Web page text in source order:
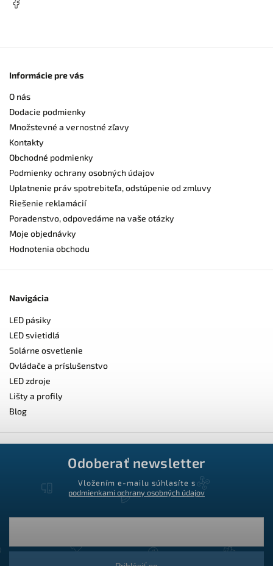
Informácie pre vás
O nás
Dodacie podmienky
Množstevné a vernostné zľavy
Kontakty
Obchodné podmienky
Podmienky ochrany osobných údajov
Uplatnenie práv spotrebiteľa, odstúpenie od zmluvy
Riešenie reklamácií
Poradenstvo, odpovedáme na vaše otázky
Moje objednávky
Hodnotenia obchodu
Navigácia
LED pásiky
LED svietidlá
Solárne osvetlenie
Ovládače a príslušenstvo
LED zdroje
Lišty a profily
Blog
Odoberať newsletter
Vložením e-mailu súhlasíte s
podmienkami ochrany osobných údajov